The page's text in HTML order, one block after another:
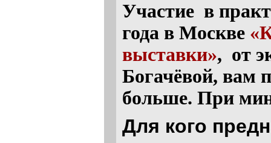
Участие в
года в Москве
выставки», от
Богачёвой, вам
больше. При
Для кого